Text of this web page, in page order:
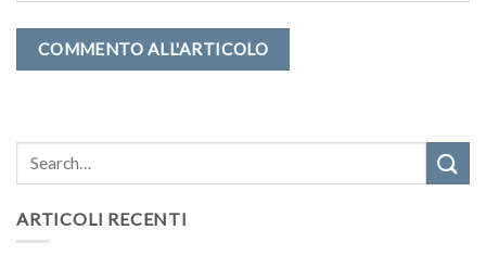
ARTICOLI RECENTI